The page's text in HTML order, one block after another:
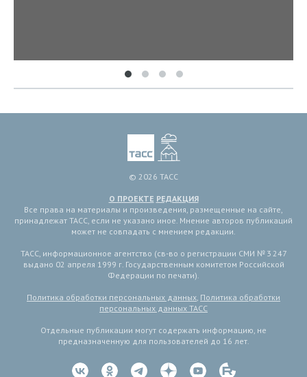
© 2026 ТАСС
О ПРОЕКТЕ РЕДАКЦИЯ
Все права на материалы и произведения, размещенные на сайте,
принадлежат ТАСС, если не указано иное. Мнение авторов публикаций
может не совпадать с мнением редакции.
ТАСС, информационное агентство (св-во о регистрации СМИ № 3 247
выдано 02 апреля 1999 г. Государственным комитетом Российской
Федерации по печати).
Политика обработки персональных данных, Политика обработки
персональных данных ТАСС
Отдельные публикации могут содержать информацию, не
предназначенную для пользователей до 16 лет.